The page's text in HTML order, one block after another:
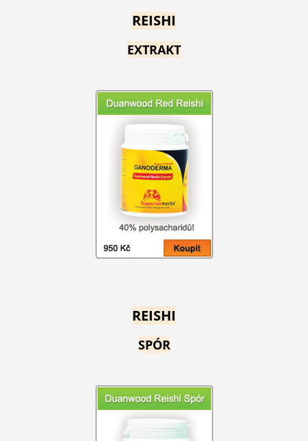
REISHI
EXTRAKT
REISHI
SPÓR